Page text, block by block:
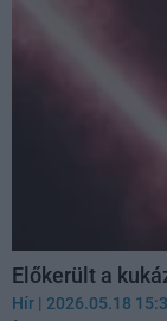
Előkerült a
Hír | 2026.05.18